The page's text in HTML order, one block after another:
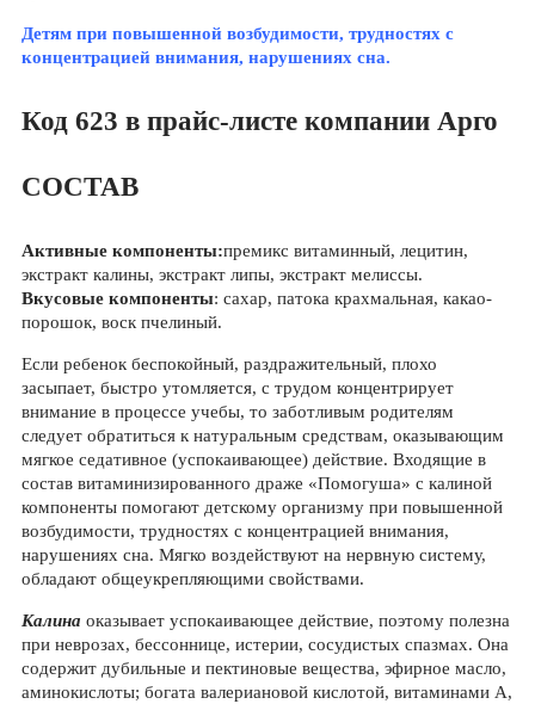
Детям при повышенной возбудимости, трудностях с
концентрацией внимания, нарушениях сна.
Код 623 в прайс-листе компании Арго
СОСТАВ
Активные компоненты:премикс витаминный, лецитин,
экстракт калины, экстракт липы, экстракт мелиссы.
Вкусовые компоненты: сахар, патока крахмальная, какао-
порошок, воск пчелиный.
Если ребенок беспокойный, раздражительный, плохо
засыпает, быстро утомляется, с трудом концентрирует
внимание в процессе учебы, то заботливым родителям
следует обратиться к натуральным средствам, оказывающим
мягкое седативное (успокаивающее) действие. Входящие в
состав витаминизированного драже «Помогуша» с калиной
компоненты помогают детскому организму при повышенной
возбудимости, трудностях с концентрацией внимания,
нарушениях сна. Мягко воздействуют на нервную систему,
обладают общеукрепляющими свойствами.
Калина оказывает успокаивающее действие, поэтому полезна
при неврозах, бессоннице, истерии, сосудистых спазмах. Она
содержит дубильные и пектиновые вещества, эфирное масло,
аминокислоты; богата валериановой кислотой, витаминами A,